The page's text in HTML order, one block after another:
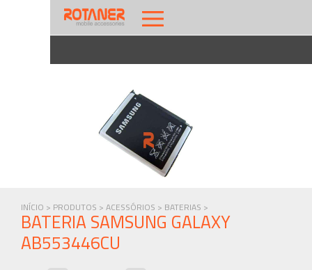
INÍCIO > PRODUTOS >ACESSÓRIOS > BATERIAS >
BATERIA SAMSUNG GALAXY
AB553446CU